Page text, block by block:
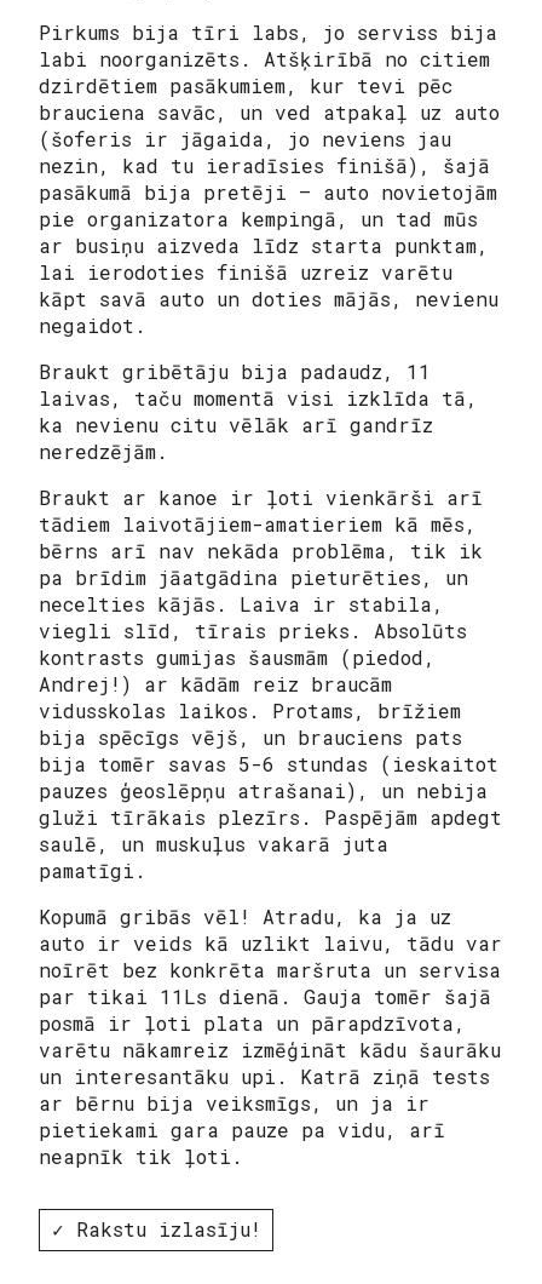
Pirkums bija tīri labs, jo serviss bija
labi noorganizēts. Atšķirībā no citiem
dzirdētiem pasākumiem, kur tevi pēc
brauciena savāc, un ved atpakaļ uz auto
(šoferis ir jāgaida, jo neviens jau
nezin, kad tu ieradīsies finišā), šajā
pasākumā bija pretēji – auto novietojām
pie organizatora kempingā, un tad mūs
ar busiņu aizveda līdz starta punktam,
lai ierodoties finišā uzreiz varētu
kāpt savā auto un doties mājās, nevienu
negaidot.
Braukt gribētāju bija padaudz, 11
laivas, taču momentā visi izklīda tā,
ka nevienu citu vēlāk arī gandrīz
neredzējām.
Braukt ar kanoe ir ļoti vienkārši arī
tādiem laivotājiem-amatieriem kā mēs,
bērns arī nav nekāda problēma, tik ik
pa brīdim jāatgādina pieturēties, un
necelties kājās. Laiva ir stabila,
viegli slīd, tīrais prieks. Absolūts
kontrasts gumijas šausmām (piedod,
Andrej!) ar kādām reiz braucām
vidusskolas laikos. Protams, brīžiem
bija spēcīgs vējš, un brauciens pats
bija tomēr savas 5-6 stundas (ieskaitot
pauzes ģeoslēpņu atrašanai), un nebija
gluži tīrākais plezīrs. Paspējām apdegt
saulē, un muskuļus vakarā juta
pamatīgi.
Kopumā gribās vēl! Atradu, ka ja uz
auto ir veids kā uzlikt laivu, tādu var
noīrēt bez konkrēta maršruta un servisa
par tikai 11Ls dienā. Gauja tomēr šajā
posmā ir ļoti plata un pārapdzīvota,
varētu nākamreiz izmēģināt kādu šaurāku
un interesantāku upi. Katrā ziņā tests
ar bērnu bija veiksmīgs, un ja ir
pietiekami gara pauze pa vidu, arī
neapnīk tik ļoti.
✓ Rakstu izlasīju!